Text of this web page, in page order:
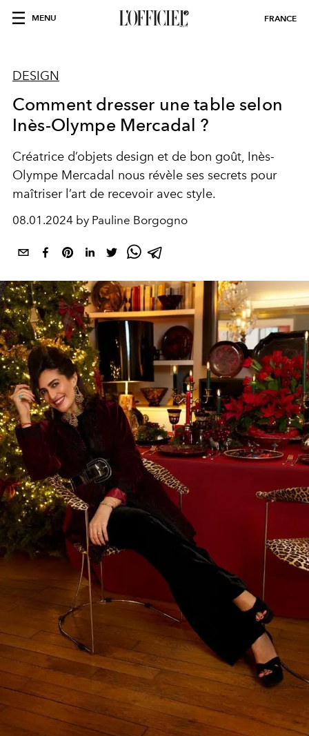
MENU FRANCE
DESIGN
Comment dresser une table selon
Inès-Olympe Mercadal ?
Créatrice d’objets design et de bon goût, Inès-
Olympe Mercadal nous révèle ses secrets pour
maîtriser l’art de recevoir avec style.
08.01.2024 by Pauline Borgogno